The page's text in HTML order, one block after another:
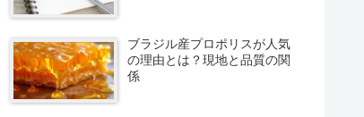
ブラジル産プロポリスが人気
の理由とは？現地と品質の関
係